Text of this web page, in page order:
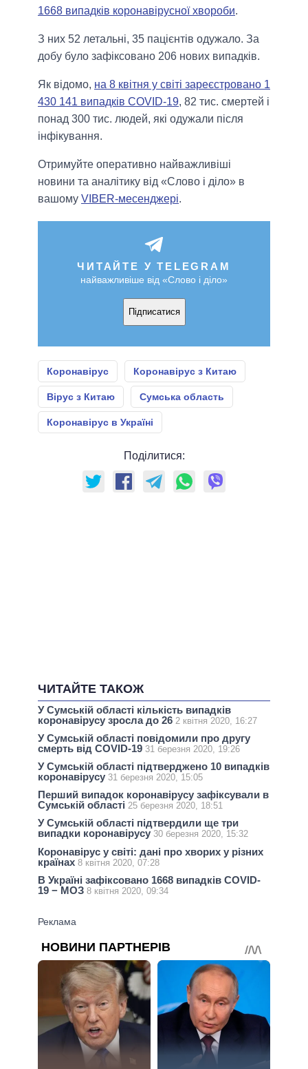
1668 випадків коронавірусної хвороби.
З них 52 летальні, 35 пацієнтів одужало. За
добу було зафіксовано 206 нових випадків.
Як відомо, на 8 квітня у світі зареєстровано 1
430 141 випадків COVID-19, 82 тис. смертей і
понад 300 тис. людей, які одужали після
інфікування.
Отримуйте оперативно найважливіші
новини та аналітику від «Слово і діло» в
вашому VIBER-месенджері.
ЧИТАЙТЕ У TELEGRAM
найважливіше від «Слово і діло»
Підписатися
Коронавірус Коронавірус з Китаю
Вірус з Китаю Сумська область
Коронавірус в Україні
Поділитися:
ЧИТАЙТЕ ТАКОЖ
У Сумській області кількість випадків
коронавірусу зросла до 26 2 квітня 2020, 16:27
У Сумській області повідомили про другу
смерть від COVID-19 31 березня 2020, 19:26
У Сумській області підтверджено 10 випадків
коронавірусу 31 березня 2020, 15:05
Перший випадок коронавірусу зафіксували в
Сумській області 25 березня 2020, 18:51
У Сумській області підтвердили ще три
випадки коронавірусу 30 березня 2020, 15:32
Коронавірус у світі: дані про хворих у різних
країнах 8 квітня 2020, 07:28
В Україні зафіксовано 1668 випадків COVID-
19 − МОЗ 8 квітня 2020, 09:34